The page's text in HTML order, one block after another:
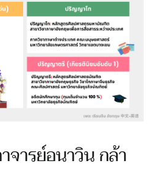
จารย์อนาวิน กล้า